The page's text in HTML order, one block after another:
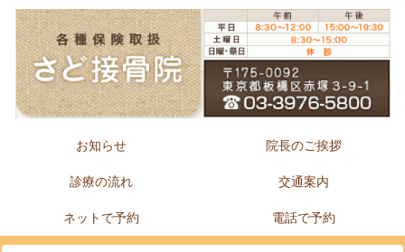
お知らせ 院長のご挨拶
診療の流れ 交通案内
ネットで予約 電話で予約